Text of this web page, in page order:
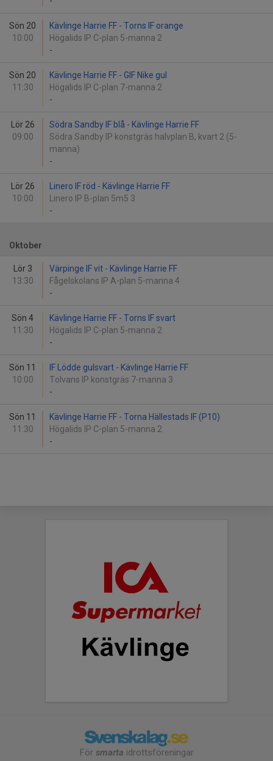
Sön 20
10:00
Kävlinge Harrie FF - Torns IF orange
Högalids IP C-plan 5-manna 2
-
Sön 20
11:30
Kävlinge Harrie FF - GIF Nike gul
Högalids IP C-plan 7-manna 2
-
Lör 26
09:00
Södra Sandby IF blå - Kävlinge Harrie FF
Södra Sandby IP konstgräs halvplan B, kvart 2 (5-
manna)
-
Lör 26
10:00
Linero IF röd - Kävlinge Harrie FF
Linero IP B-plan 5m5 3
-
Oktober
Lör 3
13:30
Värpinge IF vit - Kävlinge Harrie FF
Fågelskolans IP A-plan 5-manna 4
-
Sön 4
11:30
Kävlinge Harrie FF - Torns IF svart
Högalids IP C-plan 5-manna 2
-
Sön 11
10:00
IF Lödde gulsvart - Kävlinge Harrie FF
Tolvans IP konstgräs 7-manna 3
-
Sön 11
11:30
Kävlinge Harrie FF - Torna Hällestads IF (P10)
Högalids IP C-plan 5-manna 2
-
För smarta idrottsföreningar